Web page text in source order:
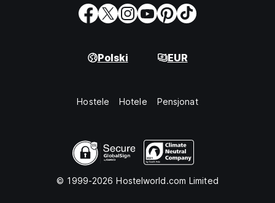
Polski EUR
Hostele Hotele Pensjonat
© 1999-2026 Hostelworld.com Limited